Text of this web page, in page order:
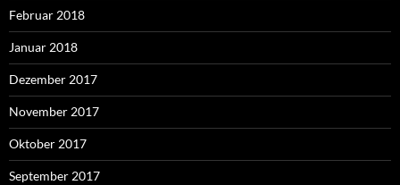
Februar 2018
Januar 2018
Dezember 2017
November 2017
Oktober 2017
September 2017